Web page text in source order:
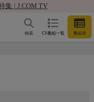
集 | J:COM TV
CS番組一覧 番組表
検索